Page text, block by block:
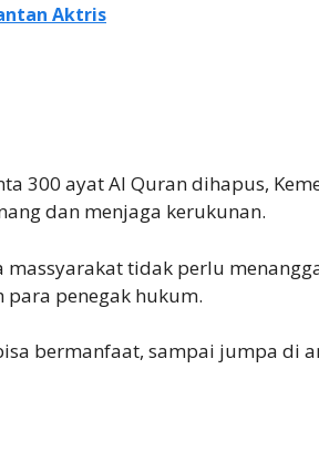
Aktris
300 ayat Al Quran dihapus,
dan menjaga kerukunan.
massyarakat tidak perlu
para penegak hukum.
bermanfaat, sampai jumpa di